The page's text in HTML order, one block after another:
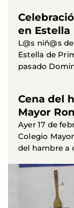
en Estella
L@s niñ@s
Estella de
pasado
Cena del
Mayor
Ayer 17 de
Colegio
del hambre a
en el que